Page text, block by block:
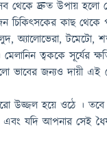
থেকে দ্রুত উপায় হলো
কাছ থেকে
অ্যালোভেরা, টমেটো,
ত্বককে সূর্যের
ভাবের জন্যও দায়ী এই
উজ্জল হয়ে ওঠে । তবে
যদি আপনার সেই